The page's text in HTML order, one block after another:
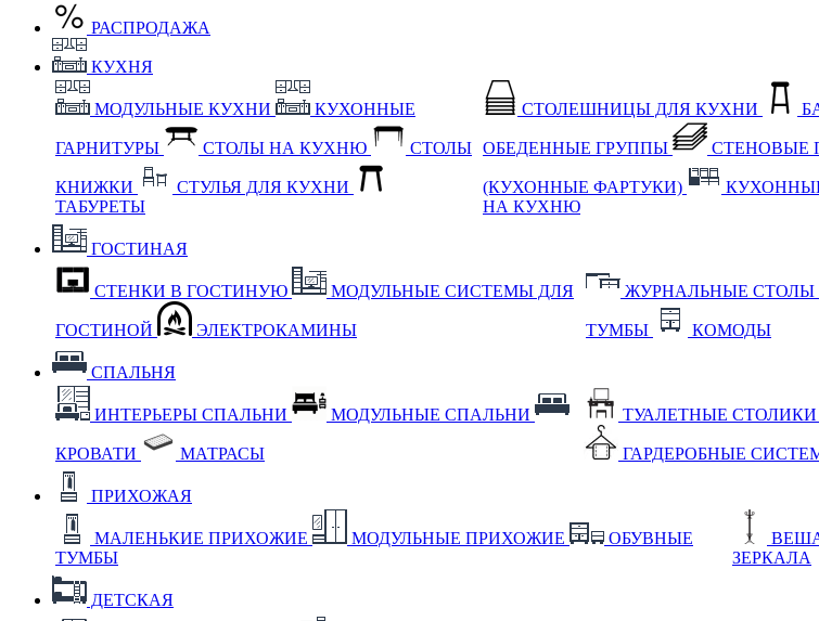
РАСПРОДАЖА
КУХНЯ
МОДУЛЬНЫЕ КУХНИ КУХОННЫЕ
ГАРНИТУРЫ СТОЛЫ НА КУХНЮ СТОЛЫ
КНИЖКИ
СТУЛЬЯ ДЛЯ КУХНИ
ТАБУРЕТЫ
СТОЛЕШНИЦЫ ДЛЯ КУХНИ
ОБЕДЕННЫЕ ГРУППЫ СТЕНОВЫЕ
(КУХОННЫЕ ФАРТУКИ)
НА КУХНЮ
ГОСТИНАЯ
СТЕНКИ В ГОСТИНУЮ МОДУЛЬНЫЕ СИСТЕМЫ ДЛЯ
ГОСТИНОЙ ЭЛЕКТРОКАМИНЫ
ЖУРНАЛЬНЫЕ СТОЛЫ
ТУМБЫ КОМОДЫ
СПАЛЬНЯ
ИНТЕРЬЕРЫ СПАЛЬНИ МОДУЛЬНЫЕ СПАЛЬНИ
КРОВАТИ МАТРАСЫ
ТУАЛЕТНЫЕ СТОЛИКИ
ГАРДЕРОБНЫЕ
ПРИХОЖАЯ
МАЛЕНЬКИЕ ПРИХОЖИЕ МОДУЛЬНЫЕ ПРИХОЖИЕ
ОБУВНЫЕ
ТУМБЫ
ЗЕРКАЛА
ДЕТСКАЯ